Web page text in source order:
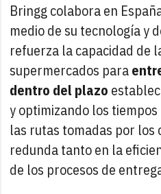
Bringg colabora en
medio de su tecnología y
refuerza la capacidad de
supermercados para
dentro del plazo
y optimizando los
las rutas tomadas por los
redunda tanto en la
de los procesos de